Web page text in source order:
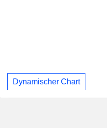
Dynamischer Chart